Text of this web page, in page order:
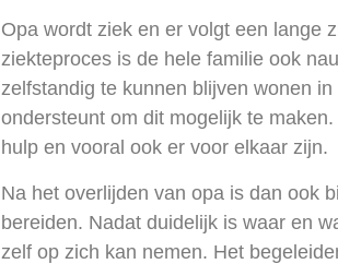
Opa wordt ziek en er volgt een lange
ziekteproces is de hele familie ook
zelfstandig te kunnen blijven wonen
ondersteunt om dit mogelijk te
hulp en vooral ook er voor elkaar zijn.
Na het overlijden van opa is dan ook
bereiden. Nadat duidelijk is waar en
zelf op zich kan nemen. Het